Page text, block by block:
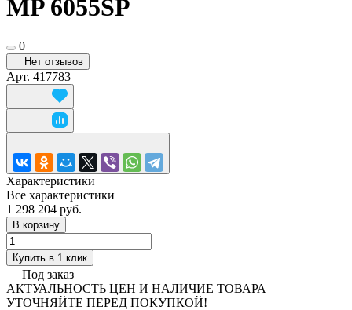
MP 6055SP
0
Нет отзывов
Арт. 417783
Характеристики
Все характеристики
1 298 204 руб.
В корзину
Купить в 1 клик
Под заказ
АКТУАЛЬНОСТЬ ЦЕН И НАЛИЧИЕ ТОВАРА
УТОЧНЯЙТЕ ПЕРЕД ПОКУПКОЙ!